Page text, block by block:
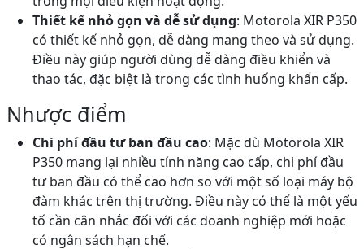
Thiết kế nhỏ gọn và dễ sử dụng: Motorola XIR P350
có thiết kế nhỏ gọn, dễ dàng mang theo và sử dụng.
Điều này giúp người dùng dễ dàng điều khiển và
thao tác, đặc biệt là trong các tình huống khẩn cấp.
Nhược điểm
Chi phí đầu tư ban đầu cao: Mặc dù Motorola XIR
P350 mang lại nhiều tính năng cao cấp, chi phí đầu
tư ban đầu có thể cao hơn so với một số loại máy bộ
đàm khác trên thị trường. Điều này có thể là một yếu
tố cần cân nhắc đối với các doanh nghiệp mới hoặc
có ngân sách hạn chế.